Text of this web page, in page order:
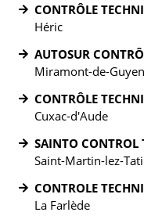
CONTRÔLE
Héric
AUTOSUR
Miramont-de-
CONTRÔLE
Cuxac-d'Aude
SAINTO CONTROL
Saint-Martin-lez-
CONTROLE
La Farlède